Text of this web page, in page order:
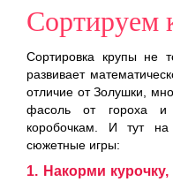
Сортируем
Сортировка крупы не
развивает
отличие от Золушки,
фасоль от гороха и
коробочкам. И тут
сюжетные игры:
1. Накорми